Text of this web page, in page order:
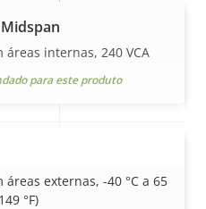
de
áreas internas, 240 VCA
para este produto
áreas externas, -40 °C a 65
°F)